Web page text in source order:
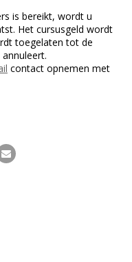
is bereikt, wordt u
Het cursusgeld wordt
toegelaten tot de
contact opnemen met